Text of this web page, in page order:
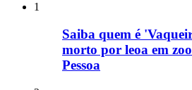
1
Saiba quem é
morto por leoa em
Pessoa